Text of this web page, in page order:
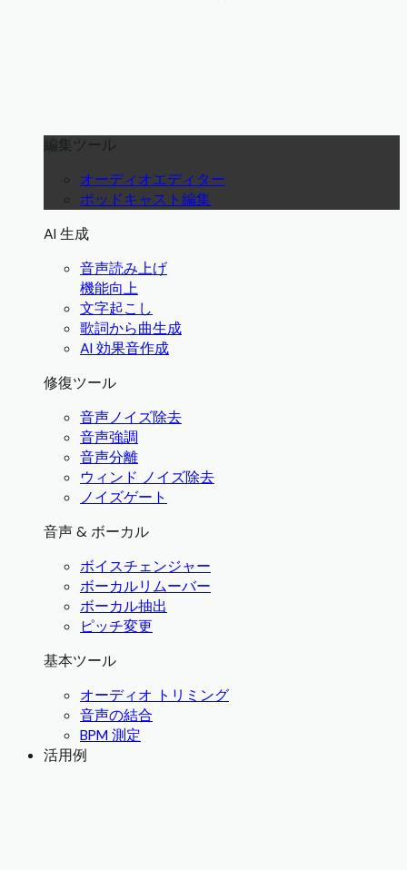
編集ツール
オーディオエディター
ポッドキャスト編集
AI 生成
音声読み上げ
機能向上
文字起こし
歌詞から曲生成
AI 効果音作成
修復ツール
音声ノイズ除去
音声強調
音声分離
ウィンド ノイズ除去
ノイズゲート
音声 & ボーカル
ボイスチェンジャー
ボーカルリムーバー
ボーカル抽出
ピッチ変更
基本ツール
オーディオ トリミング
音声の結合
BPM 測定
活用例